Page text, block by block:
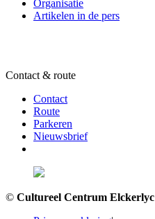
Organisatie
Artikelen in de pers
Contact & route
Contact
Route
Parkeren
Nieuwsbrief
© Cultureel Centrum Elckerlyc